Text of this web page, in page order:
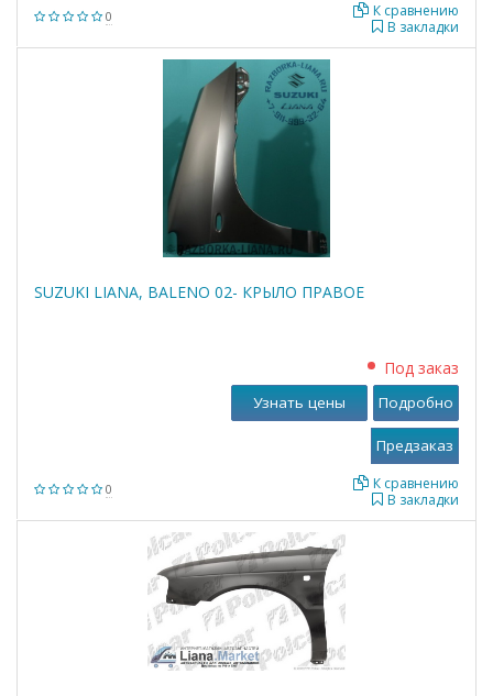
0
В закладки
К сравнению
SUZUKI LIANA, BALENO 02- КРЫЛО ПРАВОЕ
0
Под заказ
В закладки
К сравнению
Узнать цены Подробно